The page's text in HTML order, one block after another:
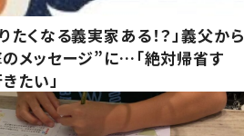
たくなる義実家ある！？」義父から
メッセージ”に…「絶対帰省す
たい」